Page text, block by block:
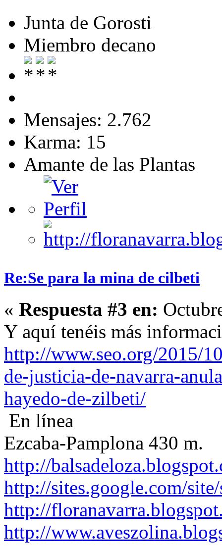
Junta de Gorosti
Miembro decano
Mensajes: 2.762
Karma: 15
Amante de las Plantas
Re:Se para la mina de cilbeti
« Respuesta #3 en:
Y aquí tenéis más
http://www.seo.org/2015/
de-justicia-de-navarra-
hayedo-de-zilbeti/
En línea
Ezcaba-Pamplona 430 m.
http://
http://sites.google.com/
http://
http://